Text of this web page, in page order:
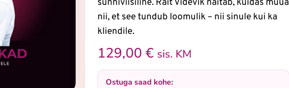
sunniviisiline. Rait Videvik näitab, kuidas müüa
nii, et see tundub loomulik – nii sinule kui ka
kliendile.
129,00 € sis. KM
Ostuga saad kohe: